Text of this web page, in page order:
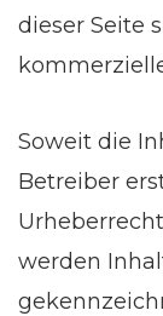
dieser Seite
Soweit die
Betreiber
werden